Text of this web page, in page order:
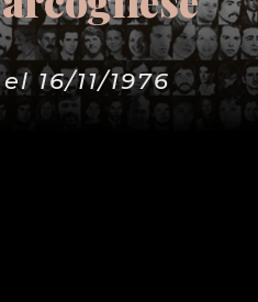
16/11/1976